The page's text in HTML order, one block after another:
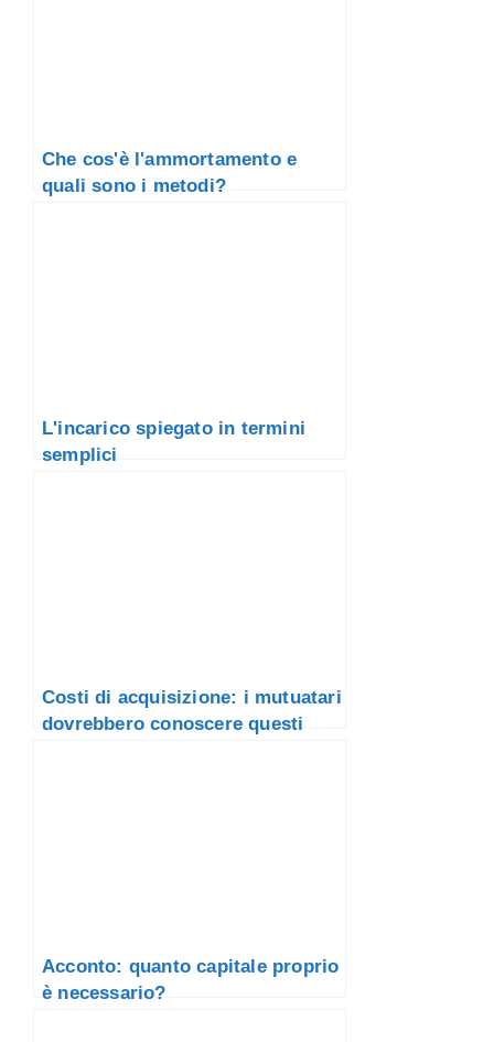
Che cos'è l'ammortamento e
quali sono i metodi?
L'incarico spiegato in termini
semplici
Costi di acquisizione: i mutuatari
dovrebbero conoscere questi
Acconto: quanto capitale proprio
è necessario?